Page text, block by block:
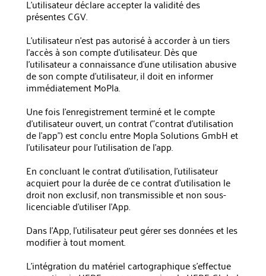
L'utilisateur déclare accepter la validité des
présentes CGV.
L'utilisateur n'est pas autorisé à accorder à un tiers
l'accès à son compte d'utilisateur. Dès que
l'utilisateur a connaissance d'une utilisation abusive
de son compte d'utilisateur, il doit en informer
immédiatement MoPla.
Une fois l'enregistrement terminé et le compte
d'utilisateur ouvert, un contrat ("contrat d'utilisation
de l'app") est conclu entre Mopla Solutions GmbH et
l'utilisateur pour l'utilisation de l'app.
En concluant le contrat d'utilisation, l'utilisateur
acquiert pour la durée de ce contrat d'utilisation le
droit non exclusif, non transmissible et non sous-
licenciable d'utiliser l'App.
Dans l'App, l'utilisateur peut gérer ses données et les
modifier à tout moment.
L'intégration du matériel cartographique s'effectue